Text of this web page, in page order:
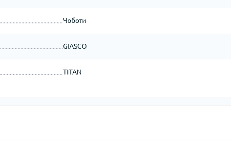
Чоботи
GIASCO
TITAN